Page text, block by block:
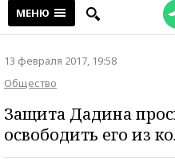
МЕНЮ
13 февраля 2017, 19:58
Общество
Защита Дадина
освободить его из